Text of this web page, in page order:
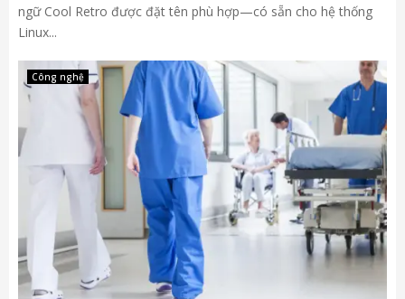
ngữ Cool Retro được đặt tên phù hợp—có sẵn cho hệ thống
Linux...
Công nghệ